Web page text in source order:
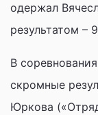
одержал
результатом –
В
скромные
Юркова